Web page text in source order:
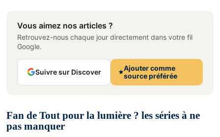
Vous aimez nos articles ?
Retrouvez-nous chaque jour directement dans votre fil
Google.
Suivre sur Discover
Ajouter comme
source préférée
Fan de Tout pour la lumière ? les séries à ne
pas manquer